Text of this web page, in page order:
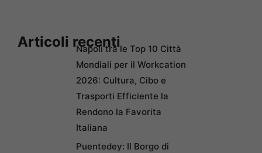
Articoli recentiNapoli tra le Top 10 Città
Mondiali per il Workcation
2026: Cultura, Cibo e
Trasporti Efficiente la
Rendono la Favorita
Italiana
Puentedey: Il Borgo di